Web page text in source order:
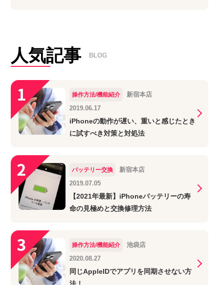
人気記事 BLOG
操作方法/機能紹介
新宿本店
2019.06.17
iPhoneの動作が遅い、重いと感じたとき
に試すべき対策と対処法
バッテリー交換
新宿本店
2019.07.05
【2021年最新】iPhoneバッテリーの寿
命の見極めと交換修理方法
操作方法/機能紹介
池袋店
2020.08.27
同じAppleIDでアプリを同期させない方
法！